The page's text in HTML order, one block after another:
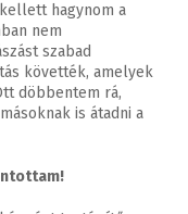
hagynom a
nem
szabad
követték, amelyek
döbbentem rá,
is átadni a